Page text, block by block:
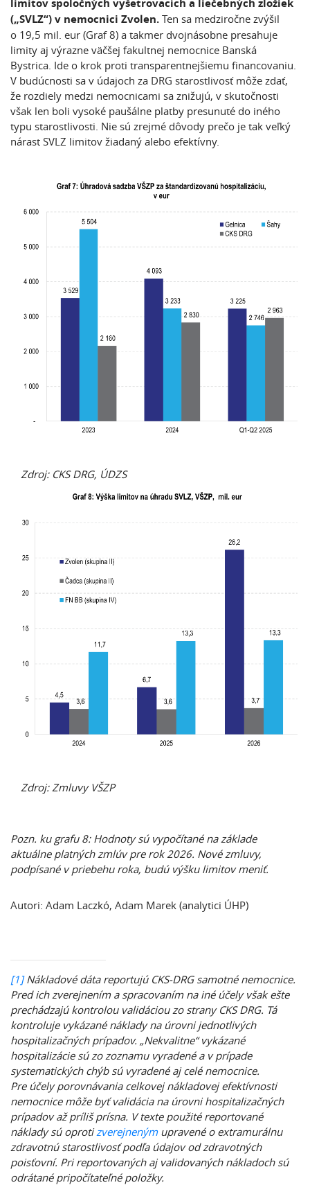
limitov spoločných vyšetrovacích a liečebných zložiek
(„SVLZ“) v nemocnici Zvolen. Ten sa medziročne zvýšil
o 19,5 mil. eur (Graf 8) a takmer dvojnásobne presahuje
limity aj výrazne väčšej fakultnej nemocnice Banská
Bystrica. Ide o krok proti transparentnejšiemu financovaniu.
V budúcnosti sa v údajoch za DRG starostlivosť môže zdať,
že rozdiely medzi nemocnicami sa znižujú, v skutočnosti
však len boli vysoké paušálne platby presunuté do iného
typu starostlivosti. Nie sú zrejmé dôvody prečo je tak veľký
nárast SVLZ limitov žiadaný alebo efektívny.
Zdroj: CKS DRG, ÚDZS
Zdroj: Zmluvy VŠZP
Pozn. ku grafu 8: Hodnoty sú vypočítané na základe
aktuálne platných zmlúv pre rok 2026. Nové zmluvy,
podpísané v priebehu roka, budú výšku limitov meniť.
Autori: Adam Laczkó, Adam Marek (analytici ÚHP)
[1]Nákladové dáta reportujú CKS-DRG samotné nemocnice.
Pred ich zverejnením a spracovaním na iné účely však ešte
prechádzajú kontrolou validáciou zo strany CKS DRG. Tá
kontroluje vykázané náklady na úrovni jednotlivých
hospitalizačných prípadov. „Nekvalitne“ vykázané
hospitalizácie sú zo zoznamu vyradené a v prípade
systematických chýb sú vyradené aj celé nemocnice.
Pre účely porovnávania celkovej nákladovej efektívnosti
nemocnice môže byť validácia na úrovni hospitalizačných
prípadov až príliš prísna. V texte použité reportované
náklady sú oprotizverejnenýmupravené o extramurálnu
zdravotnú starostlivosť podľa údajov od zdravotných
poisťovní. Pri reportovaných aj validovaných nákladoch sú
odrátané pripočítateľné položky.